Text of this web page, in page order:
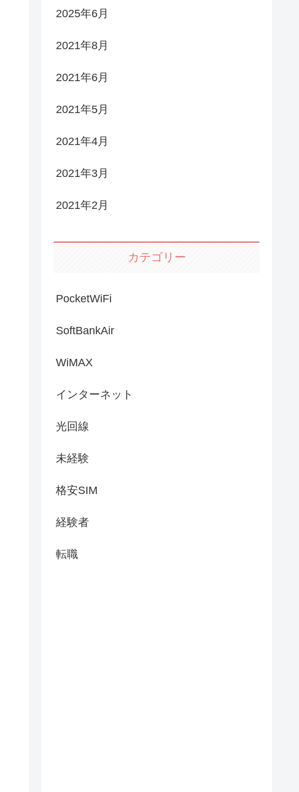
2025年6月
2021年8月
2021年6月
2021年5月
2021年4月
2021年3月
2021年2月
カテゴリー
PocketWiFi
SoftBankAir
WiMAX
インターネット
光回線
未経験
格安SIM
経験者
転職